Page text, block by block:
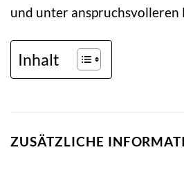
und unter anspruchsvolleren
Inhalt
ZUSÄTZLICHE